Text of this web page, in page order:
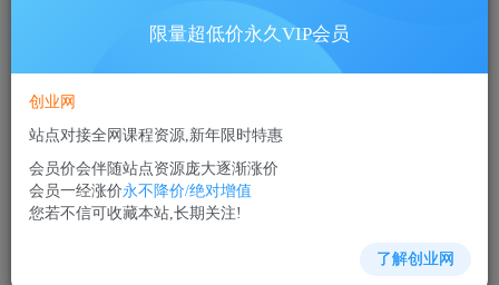
此内容为付费资源，请付费后查看
5
立即购买
您当前未登录！建议登陆后购买，可保存购买订单
限量超低价永久VIP会员
创业网
站点对接全网课程资源,新年限时特惠
会员价会伴随站点资源庞大逐渐涨价
会员一经涨价永不降价/绝对增值
您若不信可收藏本站,长期关注!
了解创业网